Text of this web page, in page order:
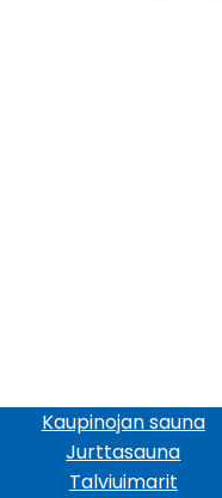
Kaupinojan sauna
Jurttasauna
Talviuimarit